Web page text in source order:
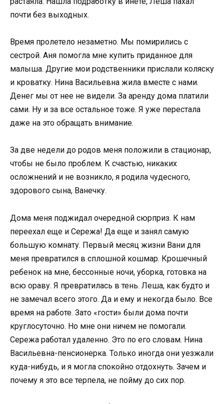
почти без выходных.
Время пролетело незаметно. Мы помирились с
сестрой. Аня помогла мне купить приданное для
малыша. Другие мои родственники прислали коляску
и кроватку. Нина Васильевна жила вместе с нами.
Денег мы от нее не видели. За аренду дома платили
сами. Ну и за все остальное тоже. Я уже перестала
даже на это обращать внимание.
За две недели до родов меня положили в стационар,
чтобы не было проблем. К счастью, никаких
осложнений и не возникло, я родила чудесного,
здорового сына, Ванечку.
Дома меня поджидал очередной сюрприз. К нам
переехал еще и Сережа! Да еще и занял самую
большую комнату. Первый месяц жизни Вани для
меня превратился в сплошной кошмар. Крошечный
ребенок на мне, бессонные ночи, уборка, готовка на
всю ораву. Я превратилась в тень. Леша, как будто и
не замечал всего этого. Да и ему и некогда было. Все
время на работе. Зато «гости» были дома почти
круглосуточно. Но мне они ничем не помогали.
Сережа работал удаленно. Это по его словам. Нина
Васильевна-пенсионерка. Только иногда они уезжали
куда-нибудь, и я могла спокойно отдохнуть. Зачем и
почему я это все терпела, не пойму до сих пор.